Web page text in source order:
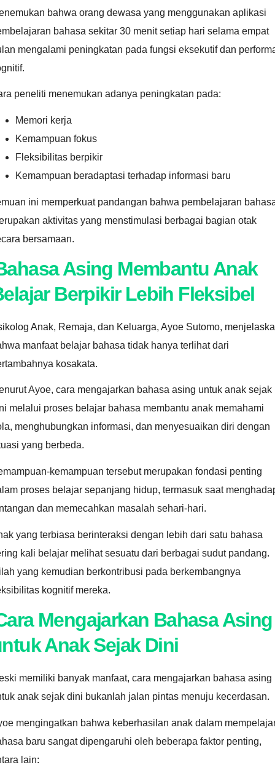
bahwa orang dewasa yang menggunakan aplikasi
bahasa sekitar 30 menit setiap hari selama empat
mengalami peningkatan pada fungsi eksekutif dan
peneliti menemukan adanya peningkatan pada:
Memori kerja
Kemampuan fokus
Fleksibilitas berpikir
Kemampuan beradaptasi terhadap informasi baru
ini memperkuat pandangan bahwa pembelajaran
aktivitas yang menstimulasi berbagai bagian otak
bersamaan.
Asing Membantu Anak
Berpikir Lebih Fleksibel
Anak, Remaja, dan Keluarga, Ayoe Sutomo,
manfaat belajar bahasa tidak hanya terlihat dari
kosakata.
Ayoe, cara mengajarkan bahasa asing untuk anak sejak
melalui proses belajar bahasa membantu anak memahami
menghubungkan informasi, dan menyesuaikan diri dengan
yang berbeda.
kemampuan tersebut merupakan fondasi penting
proses belajar sepanjang hidup, termasuk saat
dan memecahkan masalah sehari-hari.
yang terbiasa berinteraksi dengan lebih dari satu bahasa
kali belajar melihat sesuatu dari berbagai sudut pandang.
yang kemudian berkontribusi pada berkembangnya
kognitif mereka.
Mengajarkan Bahasa Asing
Anak Sejak Dini
memiliki banyak manfaat, cara mengajarkan bahasa asing
anak sejak dini bukanlah jalan pintas menuju kecerdasan.
mengingatkan bahwa keberhasilan anak dalam
baru sangat dipengaruhi oleh beberapa faktor penting,
lain: